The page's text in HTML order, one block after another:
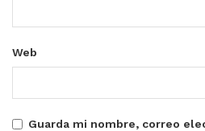
Web
Guarda mi nombre, correo